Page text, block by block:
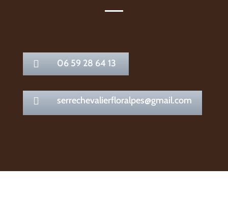
 06 59 28 64 13
 serrechevalierfloralpes@gmail.com